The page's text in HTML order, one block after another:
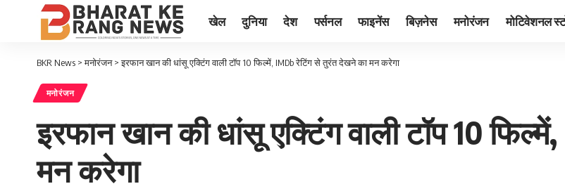
खेल दुनिया देश पर्सनल फाइनेंस बिज़नेस मनोरंजन मोटिवेशनल
BKR News >मनोरंजन>इरफान खान की धांसू एक्टिंग वाली टॉप 10 फिल्में, IMDb रेटिंग से तुरंत देखने का मन करेगा
मनोरंजन
इरफान खान की धांसू एक्टिंग वाली टॉप 10
मन करेगा